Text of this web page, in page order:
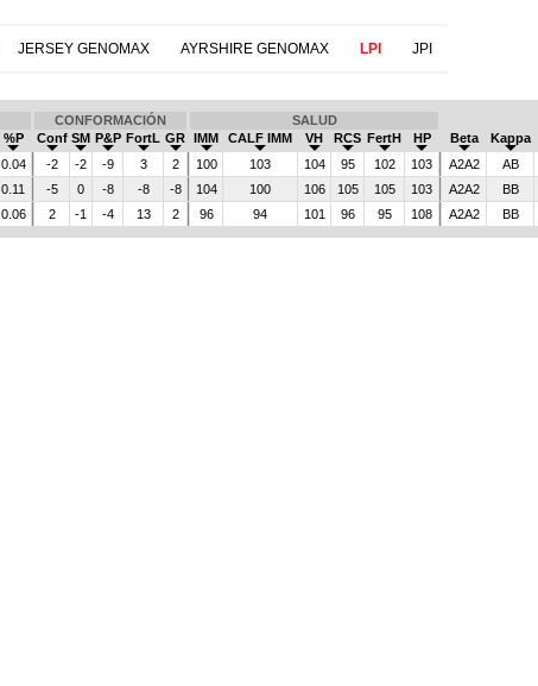
JERSEY GENOMAX AYRSHIRE GENOMAX LPI JPI
CONFORMACIÓN SALUD
%P Conf SM P&P FortL GR IMM CALF IMM VH RCS FertH HP Beta Kappa
0.04 -2 -2 -9 3 2 100 103 104 95 102 103 A2A2 AB
0.11 -5 0 -8 -8 -8 104 100 106 105 105 103 A2A2 BB
0.06 2 -1 -4 13 2 96 94 101 96 95 108 A2A2 BB